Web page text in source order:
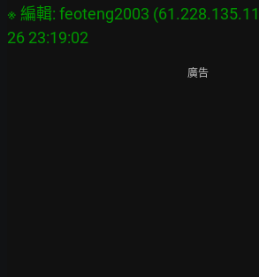
※ 編輯: feoteng2003
廣告